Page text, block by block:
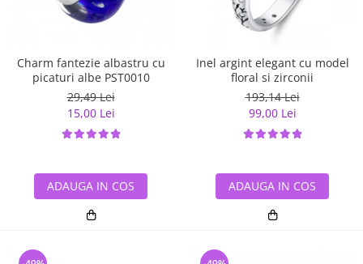
Charm fantezie albastru cu
picaturi albe PST0010
29,49 Lei
15,00 Lei
ADAUGA IN COS
Inel argint elegant cu model
floral si zirconii
193,14 Lei
99,00 Lei
ADAUGA IN COS